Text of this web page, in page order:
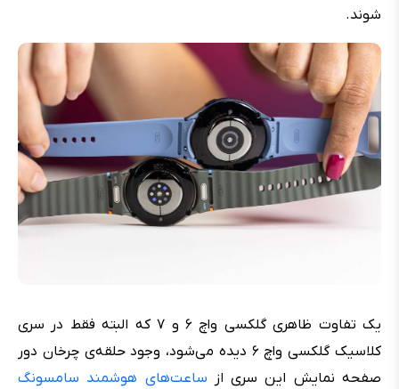
شوند.
یک تفاوت ظاهری گلکسی واچ ۶ و ۷ که البته فقط در سری
کلاسیک گلکسی واچ ۶ دیده می‌شود، وجود حلقه‌ی چرخان دور
صفحه نمایش این سری از ساعت‌های هوشمند سامسونگ